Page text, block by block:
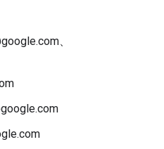
、